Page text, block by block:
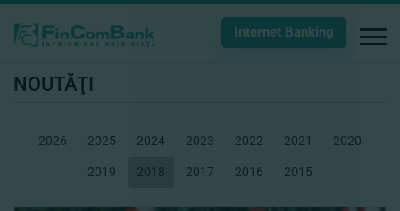
Internet Banking
NOUTĂŢI
2026 2025 2024 2023 2022 2021 2020
2019 2018 2017 2016 2015